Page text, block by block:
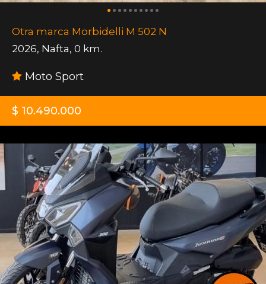
Otra marca Morbidelli M 502 N
2026, Nafta, 0 km.
Moto Sport
$ 10.490.000